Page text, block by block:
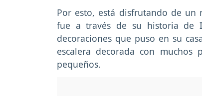
Por esto, está disfrutando de
fue a través de su historia de
decoraciones que puso en su
escalera decorada con
pequeños.